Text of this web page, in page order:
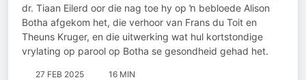
dr. Tiaan Eilerd oor die nag toe hy op ŉ bebloede Alison
Botha afgekom het, die verhoor van Frans du Toit en
Theuns Kruger, en die uitwerking wat hul kortstondige
vrylating op parool op Botha se gesondheid gehad het.
27 FEB 2025 16 MIN